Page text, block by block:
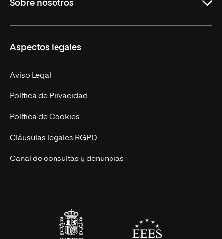
Másteres Oficiales
Doctorados
Experto Universitario
Postgrados
Cursos Universitarios
Sobre nosotros
Facultades
Nuestro Equipo
Trabaja en UNIR
Actualidad
UNIR Revista
Eventos
Aspectos legales
Aviso Legal
Política de Privacidad
Política de Cookies
Cláusulas legales RGPD
Canal de consultas y denuncias